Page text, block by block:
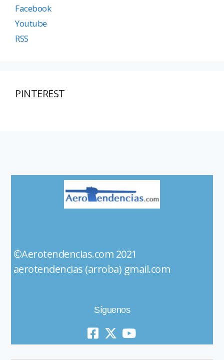
Facebook
Youtube
RSS
PINTEREST
©Aerotendencias.com 2021
aerotendencias (arroba) gmail.com
Síguenos